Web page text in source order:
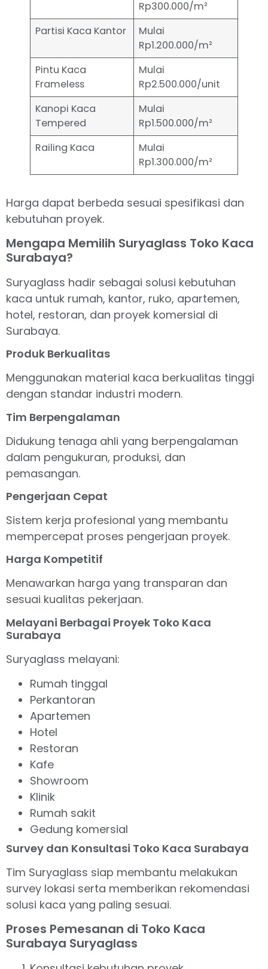
Rp300.000/m²
Partisi Kaca Kantor
Mulai
Rp1.200.000/m²
Pintu Kaca
Frameless
Mulai
Rp2.500.000/unit
Kanopi Kaca
Tempered
Mulai
Rp1.500.000/m²
Railing Kaca
Mulai
Rp1.300.000/m²
Harga dapat berbeda sesuai spesifikasi dan
kebutuhan proyek.
Mengapa Memilih Suryaglass Toko Kaca
Surabaya?
Suryaglass hadir sebagai solusi kebutuhan
kaca untuk rumah, kantor, ruko, apartemen,
hotel, restoran, dan proyek komersial di
Surabaya.
Produk Berkualitas
Menggunakan material kaca berkualitas tinggi
dengan standar industri modern.
Tim Berpengalaman
Didukung tenaga ahli yang berpengalaman
dalam pengukuran, produksi, dan
pemasangan.
Pengerjaan Cepat
Sistem kerja profesional yang membantu
mempercepat proses pengerjaan proyek.
Harga Kompetitif
Menawarkan harga yang transparan dan
sesuai kualitas pekerjaan.
Melayani Berbagai Proyek Toko Kaca
Surabaya
Suryaglass melayani:
Rumah tinggal
Perkantoran
Apartemen
Hotel
Restoran
Kafe
Showroom
Klinik
Rumah sakit
Gedung komersial
Survey dan Konsultasi Toko Kaca Surabaya
Tim Suryaglass siap membantu melakukan
survey lokasi serta memberikan rekomendasi
solusi kaca yang paling sesuai.
Proses Pemesanan di Toko Kaca
Surabaya Suryaglass